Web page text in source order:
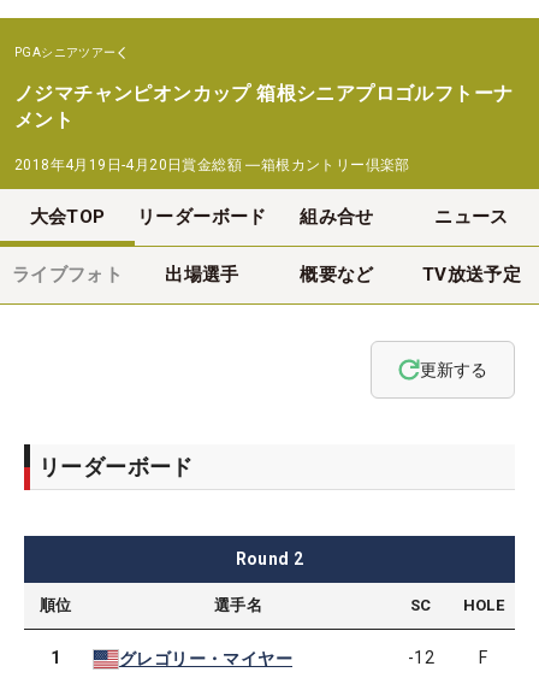
PGAシニアツアー
ノジマチャンピオンカップ 箱根シニアプロゴルフトーナ
メント
2018年4月19日-4月20日賞金総額 ―箱根カントリー倶楽部
大会TOP リーダーボード 組み合せ ニュース
ライブフォト 出場選手 概要など TV放送予定
更新する
リーダーボード
Round 2
順位 選手名 SC HOLE
1 グレゴリー・マイヤー -12 F